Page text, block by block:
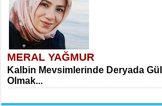
MERAL YAĞMUR
Kalbin Mevsimlerinde Deryada Gül
Olmak...